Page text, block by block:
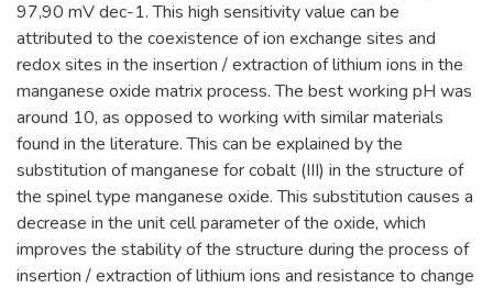
97,90 mV dec-1. This high sensitivity value can be
attributed to the coexistence of ion exchange sites and
redox sites in the insertion / extraction of lithium ions in the
manganese oxide matrix process. The best working pH was
around 10, as opposed to working with similar materials
found in the literature. This can be explained by the
substitution of manganese for cobalt (III) in the structure of
the spinel type manganese oxide. This substitution causes a
decrease in the unit cell parameter of the oxide, which
improves the stability of the structure during the process of
insertion / extraction of lithium ions and resistance to change